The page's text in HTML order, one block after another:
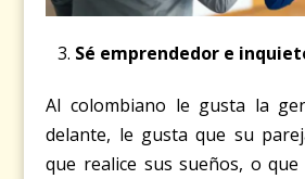
Sé emprendedor e
Al colombiano le gusta la
delante, le gusta que su
que realice sus sueños, o